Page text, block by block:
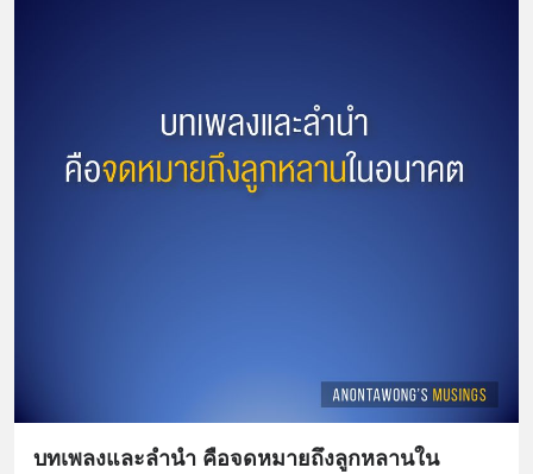
บทเพลงและลำนำ คือจดหมายถึงลูกหลานใน